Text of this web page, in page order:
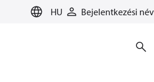
HU Bejelentkezési név